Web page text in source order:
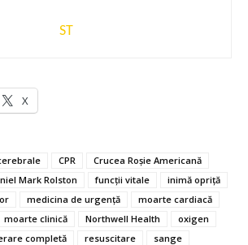
ST
X
CPR
Crucea Roșie Americană
Mark Rolston funcții vitale
inimă opriță
medicina de urgență
moarte cardiacă
moarte clinică Northwell Health
oxigen
completă resuscitare
sange